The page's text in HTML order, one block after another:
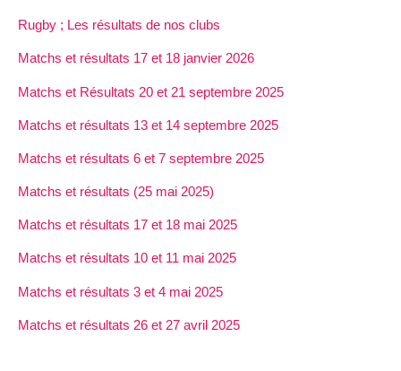
Rugby ; Les résultats de nos clubs
Matchs et résultats 17 et 18 janvier 2026
Matchs et Résultats 20 et 21 septembre 2025
Matchs et résultats 13 et 14 septembre 2025
Matchs et résultats 6 et 7 septembre 2025
Matchs et résultats (25 mai 2025)
Matchs et résultats 17 et 18 mai 2025
Matchs et résultats 10 et 11 mai 2025
Matchs et résultats 3 et 4 mai 2025
Matchs et résultats 26 et 27 avril 2025